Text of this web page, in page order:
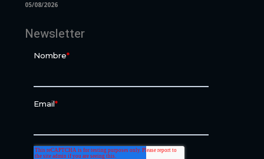
05/08/2026
Newsletter